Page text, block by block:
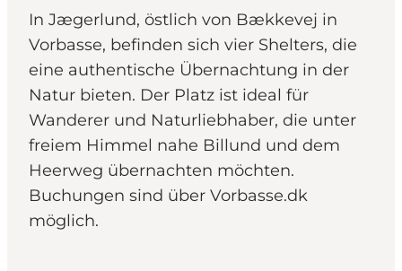
Reiseplanung
In Jægerlund, östlich von Bækkevej in
Vorbasse, befinden sich vier Shelters, die
eine authentische Übernachtung in der
Natur bieten. Der Platz ist ideal für
Wanderer und Naturliebhaber, die unter
freiem Himmel nahe Billund und dem
Heerweg übernachten möchten.
Buchungen sind über Vorbasse.dk
möglich.